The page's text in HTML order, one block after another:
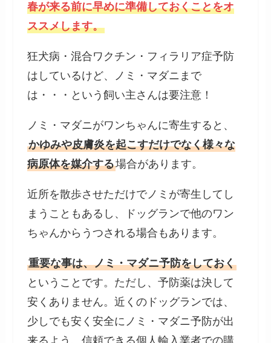
春が来る前に早めに準備しておくことをオ
ススメします。
狂犬病・混合ワクチン・フィラリア症予防
はしているけど、ノミ・マダニまで
は・・・という飼い主さんは要注意！
ノミ・マダニがワンちゃんに寄生すると、
かゆみや皮膚炎を起こすだけでなく様々な
病原体を媒介する場合があります。
近所を散歩させただけでノミが寄生してし
まうこともあるし、ドッグランで他のワン
ちゃんからうつされる場合もあります。
重要な事は、ノミ・マダニ予防をしておく
ということです。ただし、予防薬は決して
安くありません。近くのドッグランでは、
少しでも安く安全にノミ・マダニ予防が出
来るよう、信頼できる個人輸入業者での購